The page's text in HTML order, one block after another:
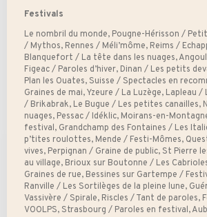
Festivals
Le nombril du monde, Pougne-Hérisson /
/ Mythos, Rennes / Méli’môme, Reims /
Blanquefort / La tête dans les nuages,
Figeac / Paroles d’hiver, Dinan / Les petits
Plan les Ouates, Suisse / Spectacles en
Graines de mai, Yzeure / La Luzège, Lapleau
/ Brikabrak, Le Bugue / Les petites canailles,
nuages, Pessac / Idéklic, Moirans-en-
festival, Grandchamp des Fontaines / Les
p’tites roulottes, Mende / Festi-Mômes,
vives, Perpignan / Graine de public, St Pierre
au village, Brioux sur Boutonne / Les
Graines de rue, Bessines sur Gartempe /
Ranville / Les Sortilèges de la pleine lune,
Vassivère / Spirale, Riscles / Tant de paroles,
VOOLPS, Strasbourg / Paroles en festival,